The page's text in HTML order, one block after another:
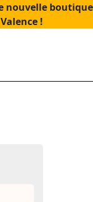
nouvelle boutique
!